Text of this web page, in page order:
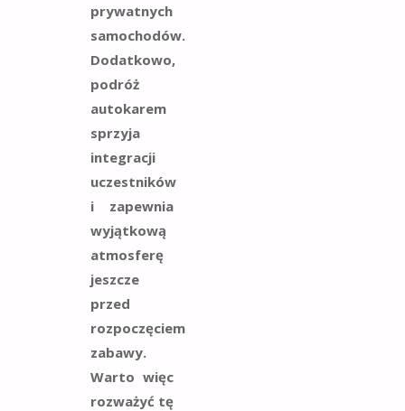
prywatnych
samochodów.
Dodatkowo,
podróż
autokarem
sprzyja
integracji
uczestników
i zapewnia
wyjątkową
atmosferę
jeszcze
przed
rozpoczęciem
zabawy.
Warto więc
rozważyć tę